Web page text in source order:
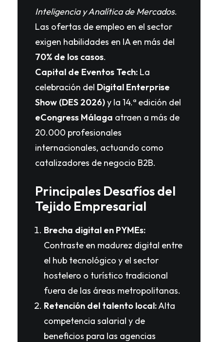
Inteligencia y Analítica de Mercados.
Las ofertas de empleo en el sector
exigen habilidades en IA en más del
70% de los casos.
Capital de Eventos Tech: La
celebración del Digital Enterprise
Show (DES 2026)y la 14.ª edición del
eCongress Málaga atraen a más de
20.000 profesionales
internacionales, actuando como
catalizadores de negocio B2B.
Principales Desafíos del
Tejido Empresarial
Brecha digital en PYMEs:
Contraste en madurez digital entre
el hub tecnológico y el sector
hostelero o turístico tradicional
fuera de las áreas metropolitanas.
Retención del talento local:Alta
competencia salarial y de
beneficios para las agencias